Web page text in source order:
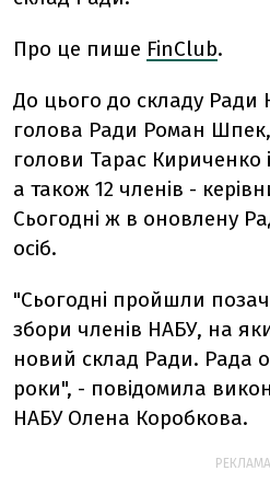
Про це пише FinClub.
До цього до складу Ради
голова Ради Роман
голови Тарас Кириченко
а також 12 членів -
Сьогодні ж в оновлену
осіб.
"Сьогодні пройшли
збори членів НАБУ, на
новий склад Ради. Рада
роки", - повідомила
НАБУ Олена Коробкова.